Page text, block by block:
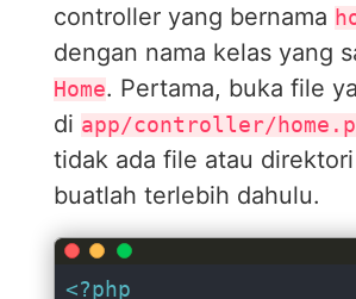
controller yang bernama
dengan nama kelas yang
Home. Pertama, buka file
di app/controller/
tidak ada file atau
buatlah terlebih dahulu.
<?php